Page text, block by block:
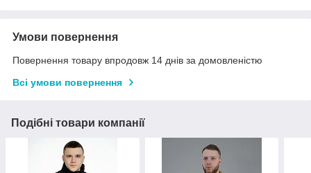
Умови повернення
Повернення товару впродовж 14 днів за домовленістю
Всі умови повернення
Подібні товари компанії